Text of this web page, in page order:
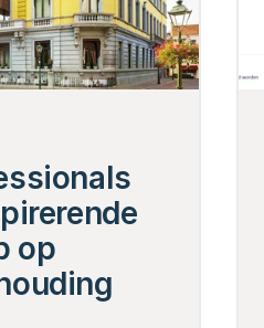
op